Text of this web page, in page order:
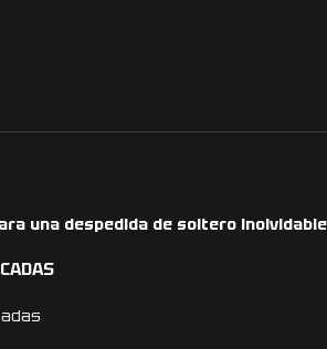
una despedida de soltero inolvidable